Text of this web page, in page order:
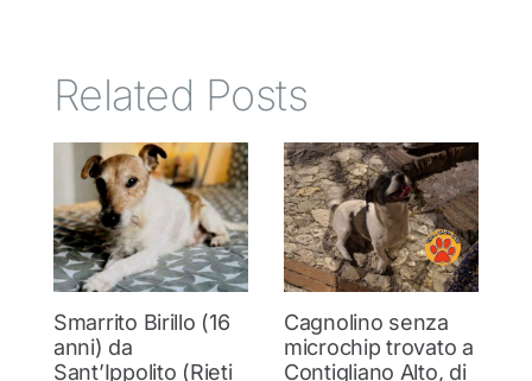
Related Posts
Smarrito Birillo (16
anni) da
Sant’Ippolito (Rieti
Cagnolino senza
microchip trovato a
Contigliano Alto, di